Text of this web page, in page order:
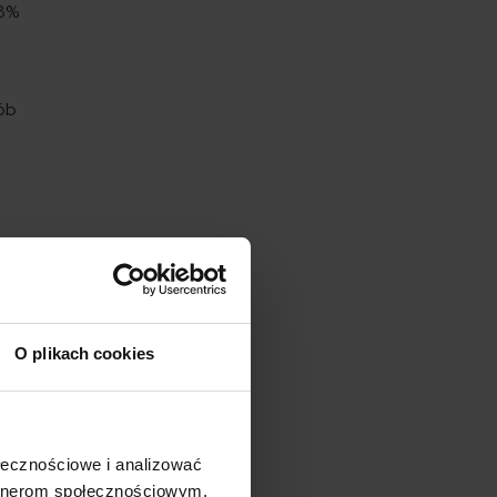
O plikach cookies
i analizować
społecznościowym,
to
daje